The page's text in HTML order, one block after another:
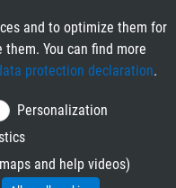
and to optimize them for
You can find more
protection declaration.
Personalization
and help videos)